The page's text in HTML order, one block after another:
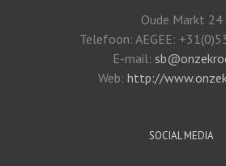
Oude Markt 24
Telefoon: AEGEE:
E-mail:
Web: http://
SOCIAL MEDIA